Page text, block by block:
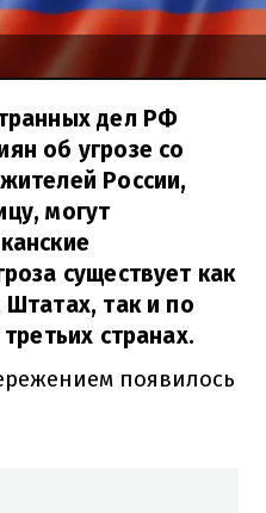
дел РФ
об угрозе со
России,
могут
существует как
так и по
странах.
появилось